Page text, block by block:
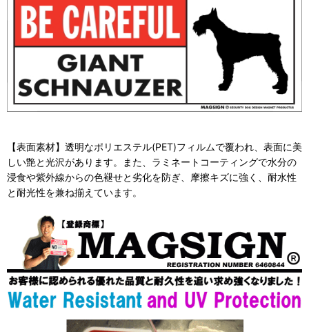
【表面素材】透明なポリエステル(PET)フィルムで覆われ、表面に美
しい艶と光沢があります。また、ラミネートコーティングで水分の
浸食や紫外線からの色褪せと劣化を防ぎ、摩擦キズに強く、耐水性
と耐光性を兼ね揃えています。